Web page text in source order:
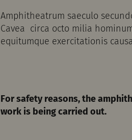
Amphitheatrum saeculo
Cavea circa octo milia
equitumque exercitationis
For safety reasons, the
work is being carried out.